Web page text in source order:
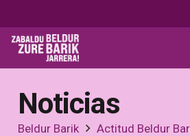
Noticias
Beldur Barik Actitud Beldur